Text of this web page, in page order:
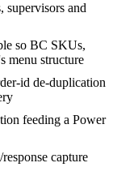
supervisors and
so BC SKUs,
menu structure
id de-duplication
feeding a Power
capture